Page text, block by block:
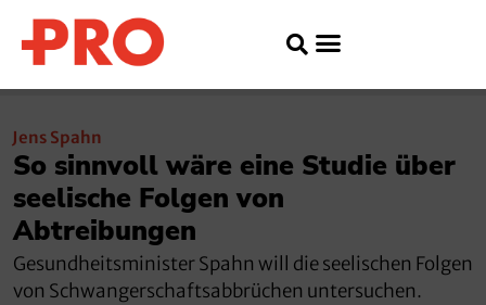
Jens Spahn
So sinnvoll wäre eine Studie über
seelische Folgen von
Abtreibungen
Gesundheitsminister Spahn will die seelischen Folgen
von Schwangerschaftsabbrüchen untersuchen.